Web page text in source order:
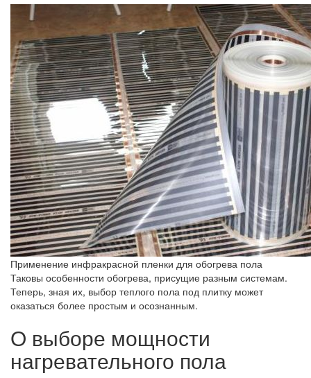
Применение инфракрасной пленки для обогрева пола
Таковы особенности обогрева, присущие разным системам.
Теперь, зная их, выбор теплого пола под плитку может
оказаться более простым и осознанным.
О выборе мощности
нагревательного пола